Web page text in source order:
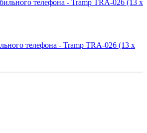
телефона - Tramp TRA-026 (13 х